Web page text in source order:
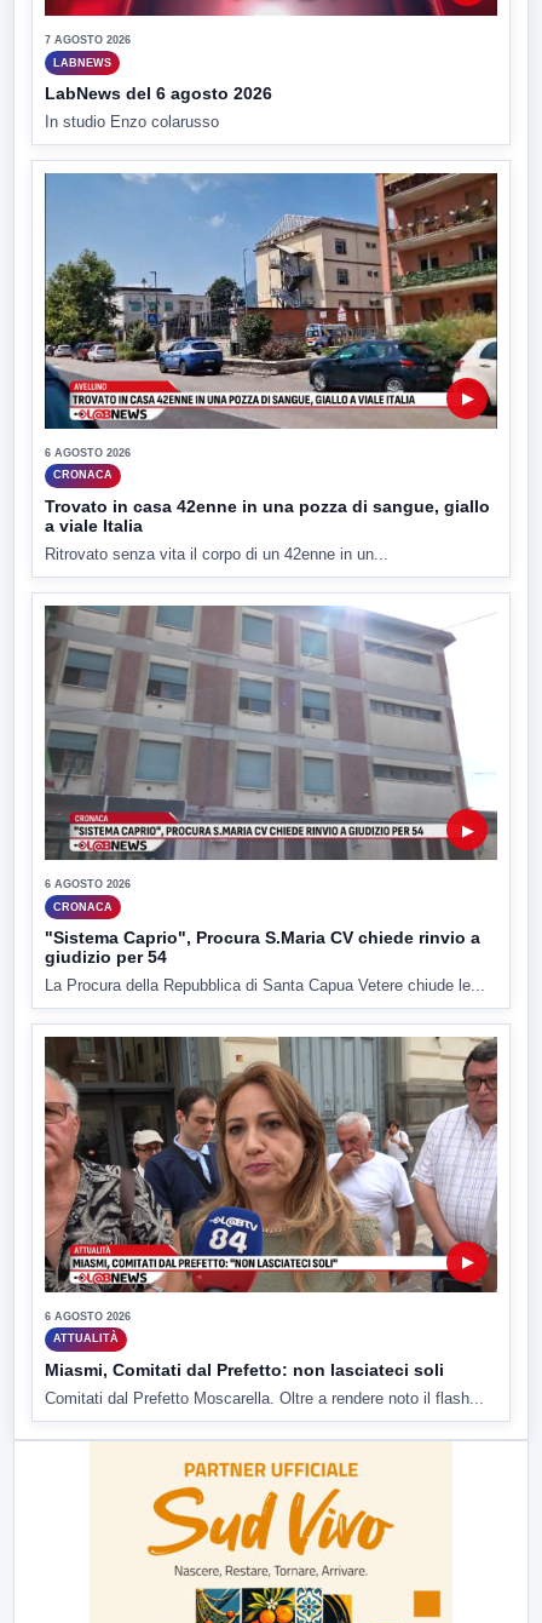
7 AGOSTO 2026
LABNEWS
LabNews del 6 agosto 2026
In studio Enzo colarusso
▶
6 AGOSTO 2026
CRONACA
Trovato in casa 42enne in una pozza di sangue, giallo
a viale Italia
Ritrovato senza vita il corpo di un 42enne in un...
▶
6 AGOSTO 2026
CRONACA
"Sistema Caprio", Procura S.Maria CV chiede rinvio a
giudizio per 54
La Procura della Repubblica di Santa Capua Vetere chiude le...
▶
6 AGOSTO 2026
ATTUALITÀ
Miasmi, Comitati dal Prefetto: non lasciateci soli
Comitati dal Prefetto Moscarella. Oltre a rendere noto il flash...